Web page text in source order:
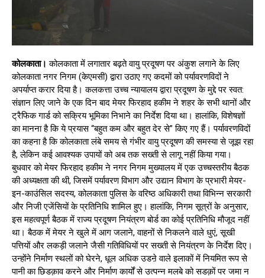
कोलकाता। कोलकाता में लगातार बढ़ते वायु प्रदूषण पर अंकुश लगाने के लिए
कोलकाता नगर निगम (केएमसी) द्वारा उठाए गए कदमों को पर्यावरणविदों ने
अपर्याप्त करार दिया है। कलकत्ता उच्च न्यायालय द्वारा प्रदूषण के मुद्दे पर स्वत:
संज्ञान लिए जाने के एक दिन बाद मेयर फिरहाद हकीम ने शहर के सभी थानों और
ट्रैफिक गार्ड को सक्रिय भूमिका निभाने का निर्देश दिया था। हालांकि, विशेषज्ञों
का मानना है कि ये प्रयास “बहुत कम और बहुत देर से” किए गए हैं। पर्यावरणविदों
का कहना है कि कोलकाता लंबे समय से गंभीर वायु प्रदूषण की समस्या से जूझ रहा
है, लेकिन कई आवश्यक उपायों को अब तक सख्ती से लागू नहीं किया गया।
बुधवार को मेयर फिरहाद हकीम ने नगर निगम मुख्यालय में एक उच्चस्तरीय बैठक
की अध्यक्षता की थी, जिसमें पर्यावरण विभाग और उद्यान विभाग के प्रभारी मेयर-
इन-काउंसिल सदस्य, कोलकाता पुलिस के वरिष्ठ अधिकारी तथा विभिन्न सरकारी
और निजी एजेंसियों के प्रतिनिधि शामिल हुए। हालांकि, निगम सूत्रों के अनुसार,
इस महत्वपूर्ण बैठक में राज्य प्रदूषण नियंत्रण बोर्ड का कोई प्रतिनिधि मौजूद नहीं
था। बैठक में मेयर ने खुले में आग जलाने, वाहनों से निकलने वाले धुएं, सूखी
पत्तियों और लकड़ी जलाने जैसी गतिविधियों पर सख्ती से नियंत्रण के निर्देश दिए।
उन्होंने निर्माण स्थलों को घेरने, धूल अधिक उडऩे वाले इलाकों में नियमित रूप से
पानी का छिडक़ाव करने और निर्माण कार्यों से उत्पन्न मलबे को सडक़ों पर जमा न